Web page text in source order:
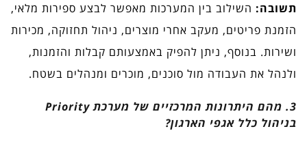
תשובה: השילוב בין המערכות מאפשר לבצע ספירות מלאי,
הזמנת פריטים, מעקב אחרי מוצרים, ניהול תחזוקה, מכירות
ושירות. בנוסף, ניתן להפיק באמצעותם קבלות והזמנות,
ולנהל את העבודה מול סוכנים, מוכרים ומנהלים בשטח.
3. מהם היתרונות המרכזיים של מערכת Priority
בניהול כלל אגפי הארגון?